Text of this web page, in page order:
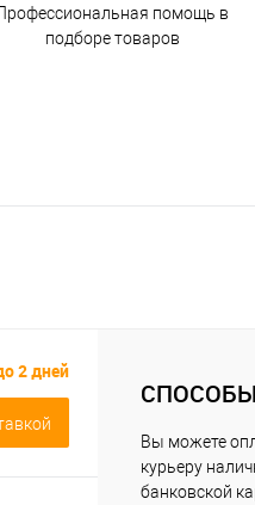
помощь в
подборе товаров
2 дней
Вы можете
курьеру
банковской